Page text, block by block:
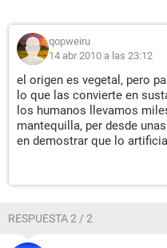
qopweiru
14 abr 2010 a las 23:12
el origen es vegetal, pero
lo que las convierte en
los humanos llevamos
mantequilla, per desde
en demostrar que lo
RESPUESTA 2 / 2